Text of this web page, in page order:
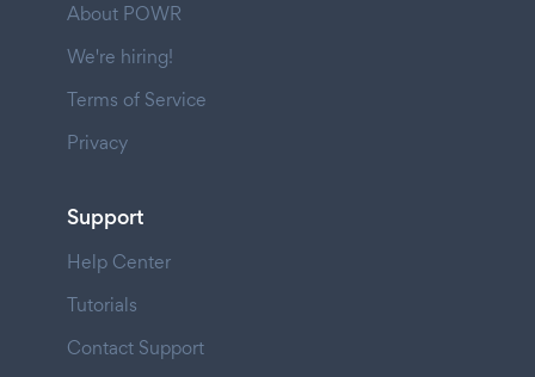
About POWR
We're hiring!
Terms of Service
Privacy
Support
Help Center
Tutorials
Contact Support